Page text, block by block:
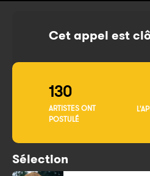
Cet appel est
130
ARTISTES ONT
POSTULÉ
Sélection